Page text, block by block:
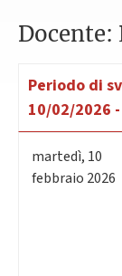
Docente:
Periodo di
10/02/2026
martedì, 10
febbraio 2026